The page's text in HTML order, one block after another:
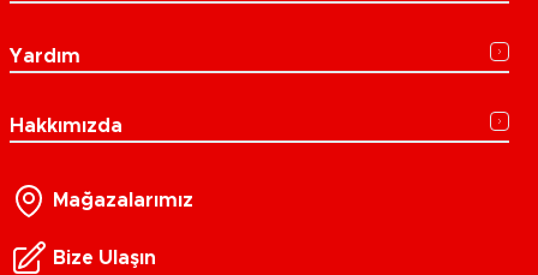
Yardım
Hakkımızda
Mağazalarımız
Bize Ulaşın